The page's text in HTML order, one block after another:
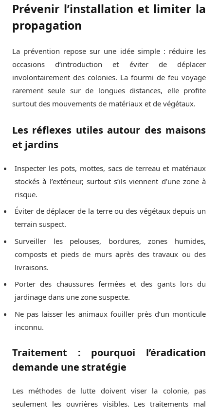
Prévenir l’installation et limiter la
propagation
La prévention repose sur une idée simple : réduire les
occasions d’introduction et éviter de déplacer
involontairement des colonies. La fourmi de feu voyage
rarement seule sur de longues distances, elle profite
surtout des mouvements de matériaux et de végétaux.
Les réflexes utiles autour des maisons
et jardins
Inspecter les pots, mottes, sacs de terreau et matériaux
stockés à l’extérieur, surtout s’ils viennent d’une zone à
risque.
Éviter de déplacer de la terre ou des végétaux depuis un
terrain suspect.
Surveiller les pelouses, bordures, zones humides,
composts et pieds de murs après des travaux ou des
livraisons.
Porter des chaussures fermées et des gants lors du
jardinage dans une zone suspecte.
Ne pas laisser les animaux fouiller près d’un monticule
inconnu.
Traitement : pourquoi l’éradication
demande une stratégie
Les méthodes de lutte doivent viser la colonie, pas
seulement les ouvrières visibles. Les traitements mal